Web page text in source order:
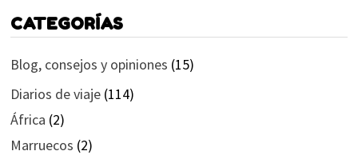
CATEGORÍAS
Blog, consejos y opiniones (15)
Diarios de viaje(114)
África (2)
Marruecos (2)